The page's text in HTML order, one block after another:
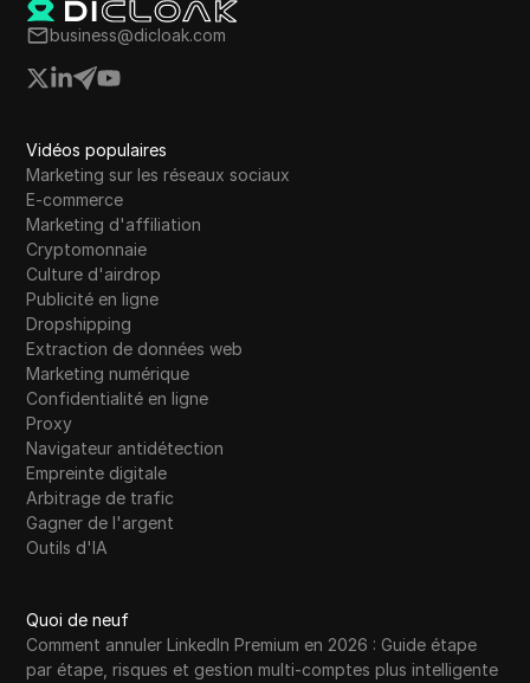
business@dicloak.com
Vidéos populaires
Marketing sur les réseaux sociaux
E-commerce
Marketing d'affiliation
Cryptomonnaie
Culture d'airdrop
Publicité en ligne
Dropshipping
Extraction de données web
Marketing numérique
Confidentialité en ligne
Proxy
Navigateur antidétection
Empreinte digitale
Arbitrage de trafic
Gagner de l'argent
Outils d'IA
Quoi de neuf
Comment annuler LinkedIn Premium en 2026 : Guide étape
par étape, risques et gestion multi-comptes plus intelligente